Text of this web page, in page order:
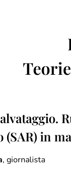
(SAR) in
, giornalista